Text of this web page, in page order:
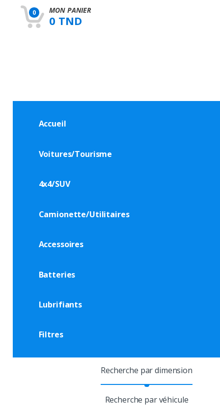
r
0 MON PANIER
0 TND
Accueil
Voitures/Tourisme
4x4/SUV
Camionette/Utilitaires
Accessoires
Batteries
Lubrifiants
Filtres
Recherche par dimension
Recherche par véhicule